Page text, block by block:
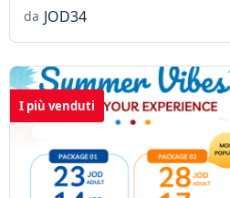
da JOD34
I più venduti